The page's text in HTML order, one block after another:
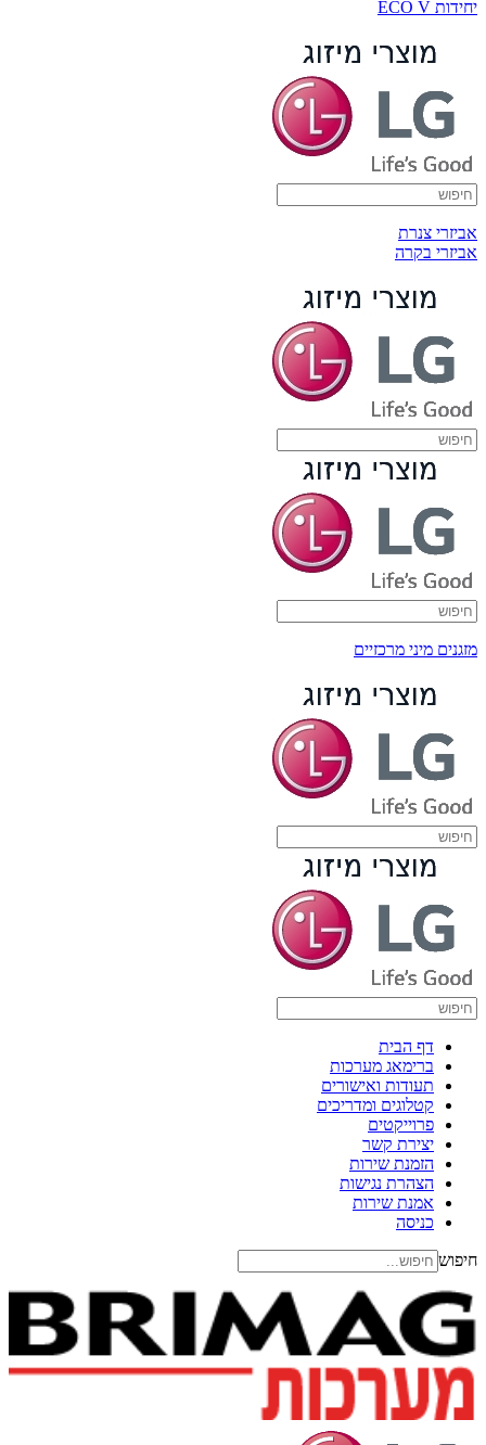
יחידות ECO V
אביזרי צנרת
אביזרי בקרה
מזגנים מיני מרכזיים
דף הבית
ברימאג מערכות
תעודות ואישורים
קטלוגים ומדריכים
פרוייקטים
יצירת קשר
הזמנת שירות
הצהרת נגישות
אמנת שירות
כניסה
חיפוש